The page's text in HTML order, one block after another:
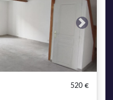
Next
520 €